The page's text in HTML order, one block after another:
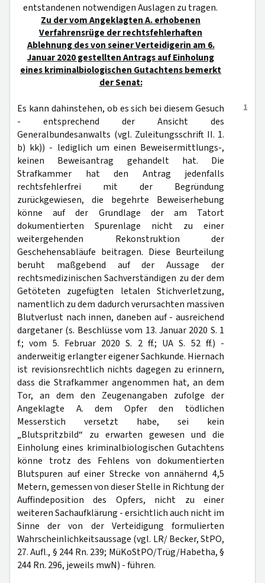
entstandenen notwendigen Auslagen zu tragen.
Zu der vom Angeklagten A. erhobenen
Verfahrensrüge der rechtsfehlerhaften
Ablehnung des von seiner Verteidigerin am 6.
Januar 2020 gestellten Antrags auf Einholung
eines kriminalbiologischen Gutachtens bemerkt
der Senat:
1
Es kann dahinstehen, ob es sich bei diesem Gesuch
- entsprechend der Ansicht des
Generalbundesanwalts (vgl. Zuleitungsschrift II. 1.
b) kk)) - lediglich um einen Beweisermittlungs-,
keinen Beweisantrag gehandelt hat. Die
Strafkammer hat den Antrag jedenfalls
rechtsfehlerfrei mit der Begründung
zurückgewiesen, die begehrte Beweiserhebung
könne auf der Grundlage der am Tatort
dokumentierten Spurenlage nicht zu einer
weitergehenden Rekonstruktion der
Geschehensabläufe beitragen. Diese Beurteilung
beruht maßgebend auf der Aussage der
rechtsmedizinischen Sachverständigen zu der dem
Getöteten zugefügten letalen Stichverletzung,
namentlich zu dem dadurch verursachten massiven
Blutverlust nach innen, daneben auf - ausreichend
dargetaner (s. Beschlüsse vom 13. Januar 2020 S. 1
f.; vom 5. Februar 2020 S. 2 ff.; UA S. 52 ff.) -
anderweitig erlangter eigener Sachkunde. Hiernach
ist revisionsrechtlich nichts dagegen zu erinnern,
dass die Strafkammer angenommen hat, an dem
Tor, an dem den Zeugenangaben zufolge der
Angeklagte A. dem Opfer den tödlichen
Messerstich versetzt habe, sei kein
„Blutspritzbild“ zu erwarten gewesen und die
Einholung eines kriminalbiologischen Gutachtens
könne trotz des Fehlens von dokumentierten
Blutspuren auf einer Strecke von annähernd 4,5
Metern, gemessen von dieser Stelle in Richtung der
Auffindeposition des Opfers, nicht zu einer
weiteren Sachaufklärung - ersichtlich auch nicht im
Sinne der von der Verteidigung formulierten
Wahrscheinlichkeitsaussage (vgl. LR/ Becker, StPO,
27. Aufl., § 244 Rn. 239; MüKoStPO/Trüg/Habetha, §
244 Rn. 296, jeweils mwN) - führen.